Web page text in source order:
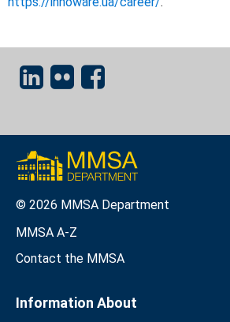
© 2026 MMSA Department
MMSA A-Z
Contact the MMSA
Information About